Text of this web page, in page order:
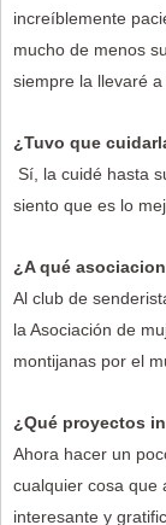
increíblemente
mucho de menos
siempre la llevaré a
¿Tuvo que
Sí, la cuidé hasta
siento que es lo
¿A qué
Al club de
la Asociación de
montijanas por el
¿Qué proyectos
Ahora hacer un
cualquier cosa que
interesante y